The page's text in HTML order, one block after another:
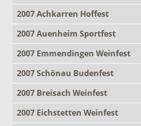
2007 Achkarren Hoffest
2007 Auenheim Sportfest
2007 Emmendingen Weinfest
2007 Schönau Budenfest
2007 Breisach Weinfest
2007 Eichstetten Weinfest